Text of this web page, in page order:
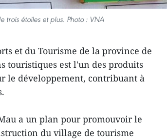
trois étoiles et plus. Photo : VNA
et du Tourisme de la province de
touristiques est l'un des produits
le développement, contribuant à
a un plan pour promouvoir le
du village de tourisme